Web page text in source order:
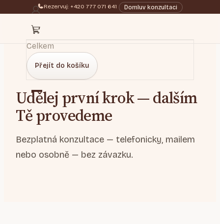
Rezervuj: +420 777 071 641 Domluv konzultaci
Celkem
Přejít do košíku
Udělej první krok — dalším
Tě provedeme
Bezplatná konzultace — telefonicky, mailem
nebo osobně — bez závazku.